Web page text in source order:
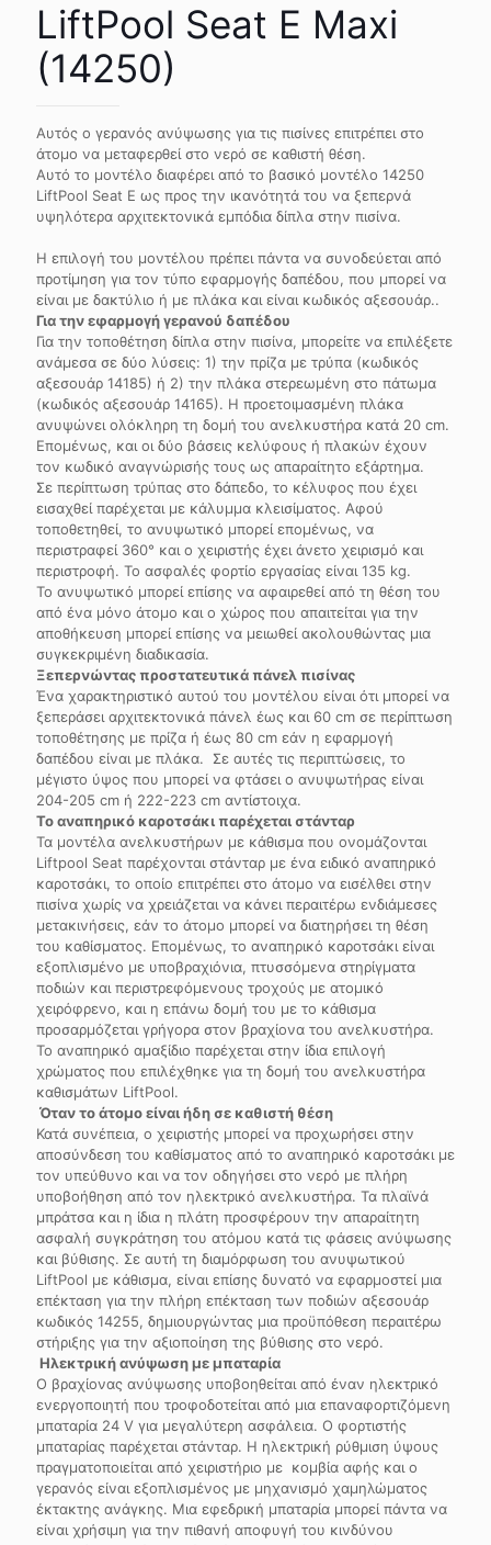
LiftPool Seat E Maxi
(14250)
Αυτός ο γερανός ανύψωσης για τις πισίνες επιτρέπει στο
άτομο να μεταφερθεί στο νερό σε καθιστή θέση.
Αυτό το μοντέλο διαφέρει από το βασικό μοντέλο 14250
LiftPool Seat E ως προς την ικανότητά του να ξεπερνά
υψηλότερα αρχιτεκτονικά εμπόδια δίπλα στην πισίνα.
Η επιλογή του μοντέλου πρέπει πάντα να συνοδεύεται από
προτίμηση για τον τύπο εφαρμογής δαπέδου, που μπορεί να
είναι με δακτύλιο ή με πλάκα και είναι κωδικός αξεσουάρ..
Για την εφαρμογή γερανού δαπέδου
Για την τοποθέτηση δίπλα στην πισίνα, μπορείτε να επιλέξετε
ανάμεσα σε δύο λύσεις: 1) την πρίζα με τρύπα (κωδικός
αξεσουάρ 14185) ή 2) την πλάκα στερεωμένη στο πάτωμα
(κωδικός αξεσουάρ 14165). Η προετοιμασμένη πλάκα
ανυψώνει ολόκληρη τη δομή του ανελκυστήρα κατά 20 cm.
Επομένως, και οι δύο βάσεις κελύφους ή πλακών έχουν
τον κωδικό αναγνώρισής τους ως απαραίτητο εξάρτημα.
Σε περίπτωση τρύπας στο δάπεδο, το κέλυφος που έχει
εισαχθεί παρέχεται με κάλυμμα κλεισίματος. Αφού
τοποθετηθεί, το ανυψωτικό μπορεί επομένως, να
περιστραφεί 360° και ο χειριστής έχει άνετο χειρισμό και
περιστροφή. Το ασφαλές φορτίο εργασίας είναι 135 kg.
Το ανυψωτικό μπορεί επίσης να αφαιρεθεί από τη θέση του
από ένα μόνο άτομο και ο χώρος που απαιτείται για την
αποθήκευση μπορεί επίσης να μειωθεί ακολουθώντας μια
συγκεκριμένη διαδικασία.
Ξεπερνώντας προστατευτικά πάνελ πισίνας
Ένα χαρακτηριστικό αυτού του μοντέλου είναι ότι μπορεί να
ξεπεράσει αρχιτεκτονικά πάνελ έως και 60 cm σε περίπτωση
τοποθέτησης με πρίζα ή έως 80 cm εάν η εφαρμογή
δαπέδου είναι με πλάκα. Σε αυτές τις περιπτώσεις, το
μέγιστο ύψος που μπορεί να φτάσει ο ανυψωτήρας είναι
204-205 cm ή 222-223 cm αντίστοιχα.
Το αναπηρικό καροτσάκι παρέχεται στάνταρ
Τα μοντέλα ανελκυστήρων με κάθισμα που ονομάζονται
Liftpool Seat παρέχονται στάνταρ με ένα ειδικό αναπηρικό
καροτσάκι, το οποίο επιτρέπει στο άτομο να εισέλθει στην
πισίνα χωρίς να χρειάζεται να κάνει περαιτέρω ενδιάμεσες
μετακινήσεις, εάν το άτομο μπορεί να διατηρήσει τη θέση
του καθίσματος. Επομένως, το αναπηρικό καροτσάκι είναι
εξοπλισμένο με υποβραχιόνια, πτυσσόμενα στηρίγματα
ποδιών και περιστρεφόμενους τροχούς με ατομικό
χειρόφρενο, και η επάνω δομή του με το κάθισμα
προσαρμόζεται γρήγορα στον βραχίονα του ανελκυστήρα.
Το αναπηρικό αμαξίδιο παρέχεται στην ίδια επιλογή
χρώματος που επιλέχθηκε για τη δομή του ανελκυστήρα
καθισμάτων LiftPool.
Όταν το άτομο είναι ήδη σε καθιστή θέση
Κατά συνέπεια, ο χειριστής μπορεί να προχωρήσει στην
αποσύνδεση του καθίσματος από το αναπηρικό καροτσάκι με
τον υπεύθυνο και να τον οδηγήσει στο νερό με πλήρη
υποβοήθηση από τον ηλεκτρικό ανελκυστήρα. Τα πλαϊνά
μπράτσα και η ίδια η πλάτη προσφέρουν την απαραίτητη
ασφαλή συγκράτηση του ατόμου κατά τις φάσεις ανύψωσης
και βύθισης. Σε αυτή τη διαμόρφωση του ανυψωτικού
LiftPool με κάθισμα, είναι επίσης δυνατό να εφαρμοστεί μια
επέκταση για την πλήρη επέκταση των ποδιών αξεσουάρ
κωδικός 14255, δημιουργώντας μια προϋπόθεση περαιτέρω
στήριξης για την αξιοποίηση της βύθισης στο νερό.
Ηλεκτρική ανύψωση με μπαταρία
Ο βραχίονας ανύψωσης υποβοηθείται από έναν ηλεκτρικό
ενεργοποιητή που τροφοδοτείται από μια επαναφορτιζόμενη
μπαταρία 24 V για μεγαλύτερη ασφάλεια. Ο φορτιστής
μπαταρίας παρέχεται στάνταρ. Η ηλεκτρική ρύθμιση ύψους
πραγματοποιείται από χειριστήριο με κομβία αφής και ο
γερανός είναι εξοπλισμένος με μηχανισμό χαμηλώματος
έκτακτης ανάγκης. Μια εφεδρική μπαταρία μπορεί πάντα να
είναι χρήσιμη για την πιθανή αποφυγή του κινδύνου